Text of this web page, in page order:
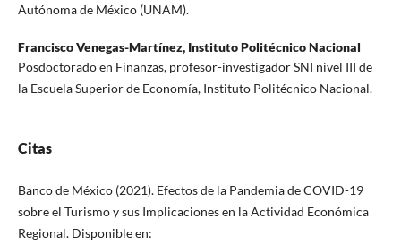
Autónoma de México (UNAM).
Francisco Venegas-Martínez, Instituto Politécnico Nacional
Posdoctorado en Finanzas, profesor-investigador SNI nivel III de
la Escuela Superior de Economía, Instituto Politécnico Nacional.
Citas
Banco de México (2021). Efectos de la Pandemia de COVID-19
sobre el Turismo y sus Implicaciones en la Actividad Económica
Regional. Disponible en: